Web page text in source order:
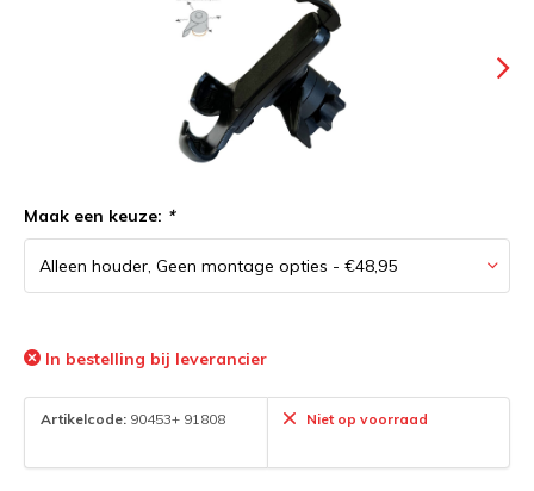
Maak een keuze: *
In bestelling bij leverancier
Artikelcode: 90453+ 91808 Niet op voorraad